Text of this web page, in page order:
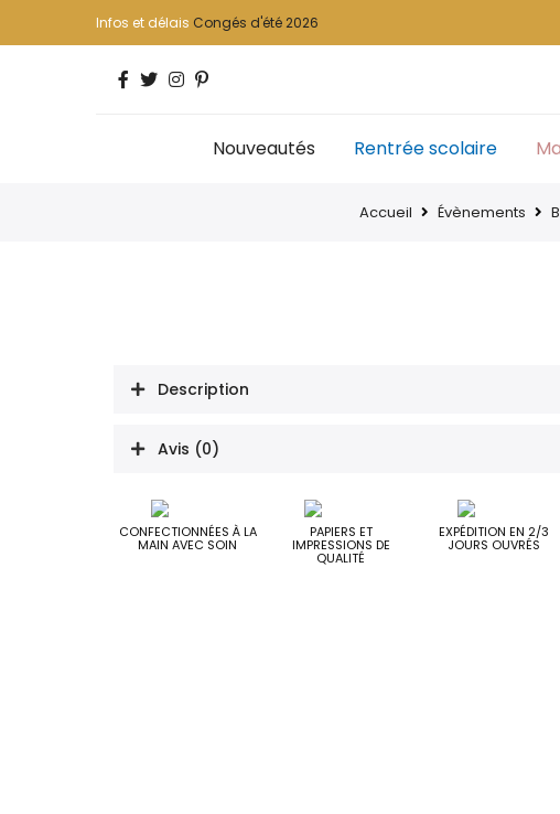
Infos et délais Congés d'été 2026
Nouveautés Rentrée scolaire
Accueil Évènements
Description
Avis (0)
CONFECTIONNÉES À LA
MAIN AVEC SOIN
PAPIERS ET
IMPRESSIONS DE
QUALITÉ
EXPÉDITION EN 2/3
JOURS OUVRÉS